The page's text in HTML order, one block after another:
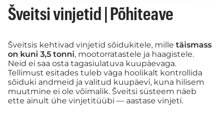
Šveitsi vinjetid | Põhiteave
Šveitsis kehtivad vinjetid sõidukitele, mille täismass
on kuni 3,5 tonni, mootorratastele ja haagistele.
Neid ei saa osta tagasiulatuva kuupäevaga.
Tellimust esitades tuleb väga hoolikalt kontrollida
sõiduki andmeid ja valitud kuupäevi, kuna hilisem
muutmine ei ole võimalik. Šveitsi süsteem näeb
ette ainult ühe vinjetitüübi — aastase vinjeti.